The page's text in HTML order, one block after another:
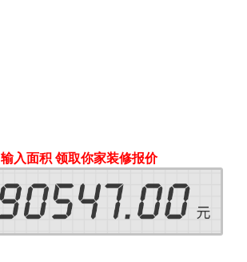
输入面积 领取你家装修报价